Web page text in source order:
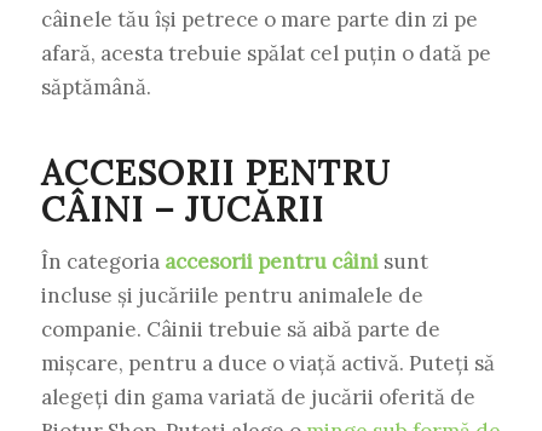
câinele tău își petrece o mare parte din zi pe
afară, acesta trebuie spălat cel puțin o dată pe
săptămână.
ACCESORII PENTRU
CÂINI – JUCĂRII
În categoriaaccesorii pentru câinisunt
incluse și jucăriile pentru animalele de
companie. Câinii trebuie să aibă parte de
mișcare, pentru a duce o viață activă. Puteți să
alegeți din gama variată de jucării oferită de